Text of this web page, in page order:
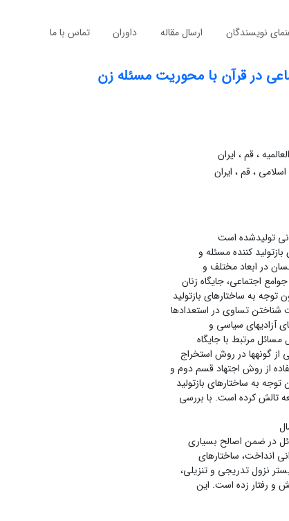
نویسندگان ارسال مقاله داوران تماس با ما
در قرآن با محوریت مسئله زن
، قم ، ایران
، قم ، ایران
تولیدشده است
کننده مسئله و
در ابعاد مختلف و
اجتماعی، جایگاه زنان
به ساختارهای بازتولید
تساوی در استعدادها
آزادیهای سیاسی و
مسائل مرتبط با جایگاه
از گونهها در روش استخراج
از روش اجتهاد قسم دوم و
به ساختارهای بازتولید
تالش کرده است. با بررسی
در ضمن اصالح بسیاری
انداخت، ساختارهای
نزول تدریجی و تنزیلی،
و رفتار زده است. این